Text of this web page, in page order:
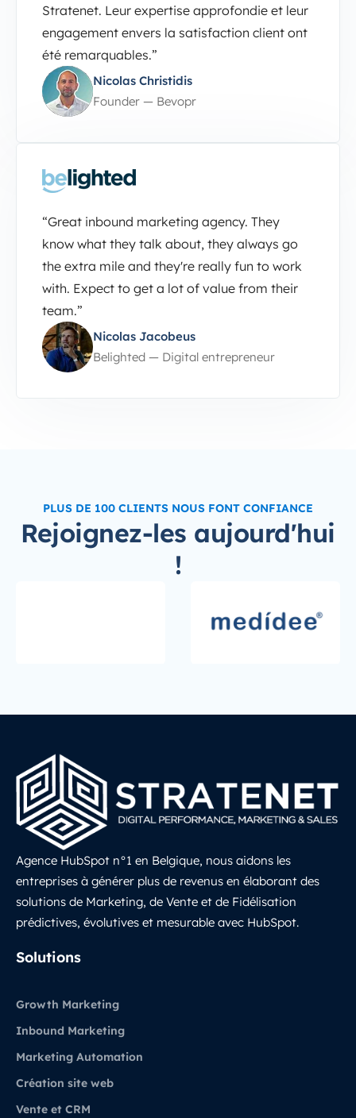
Stratenet. Leur expertise approfondie et leur
engagement envers la satisfaction client ont
été remarquables.”
Nicolas Christidis
Founder — Bevopr
“Great inbound marketing agency. They
know what they talk about, they always go
the extra mile and they're really fun to work
with. Expect to get a lot of value from their
team.”
Nicolas Jacobeus
Belighted — Digital entrepreneur
PLUS DE 100 CLIENTS NOUS FONT CONFIANCE
Rejoignez-les aujourd'hui
!
Agence HubSpot n°1 en Belgique, nous aidons les
entreprises à générer plus de revenus en élaborant des
solutions de Marketing, de Vente et de Fidélisation
prédictives, évolutives et mesurable avec HubSpot.
Solutions
Growth Marketing
Inbound Marketing
Marketing Automation
Création site web
Vente et CRM